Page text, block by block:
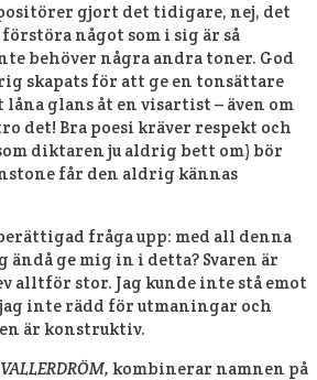
gjort det tidigare, nej, det
något som i sig är så
behöver några andra toner. God
skapats för att ge en tonsättare
glans åt en visartist – även om
det! Bra poesi kräver respekt och
diktaren ju aldrig bett om) bör
får den aldrig kännas
fråga upp: med all denna
ändå ge mig in i detta? Svaren är
alltför stor. Jag kunde inte stå emot
inte rädd för utmaningar och
är konstruktiv.
kombinerar namnen på